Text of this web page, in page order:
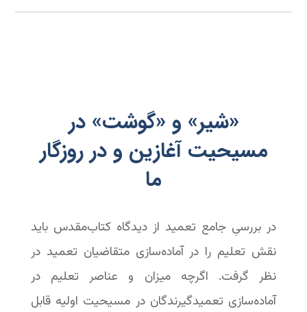
«شیر» و «گوشت» در
مسیحیت آغازین و در روزگار
ما
در بررسیِ جامع تعمید از دیدگاه کتاب‌مقدس باید
نقش تعلیم را در آماده‌سازی متقاضیان تعمید در
نظر گرفت. اگرچه میزان و عناصر تعلیم در
آماده‌سازی تعمیدگیرندگان در مسیحیت اولیه قابل